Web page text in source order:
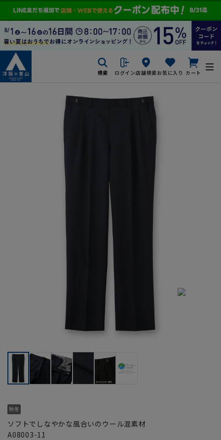
検索 ログイン店舗検索お気に入り カート
ソフトでしなやかな風合いのウール混素材
A08003-11